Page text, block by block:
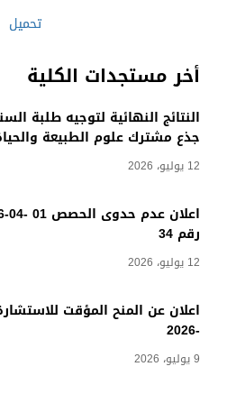
أخر مستجدات الكلية
النتائج النهائية لتوجيه طلبة
جذع مشترك علوم الطبيعة
12 يوليو، 2026
رقم 34
12 يوليو، 2026
-2026
9 يوليو، 2026
تحميل